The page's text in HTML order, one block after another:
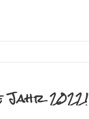
Jahr 2022!